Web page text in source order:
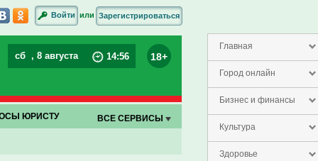
Главная
Город онлайн
Бизнес и финансы
Культура
Здоровье
Войти или Зарегистрироваться
сб , 8 августа 14:57 18+
ЮРИСТУ ВСЕ СЕРВИСЫ